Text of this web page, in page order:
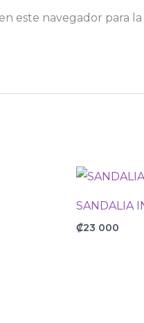
este navegador para
SANDALIA
₡23 000